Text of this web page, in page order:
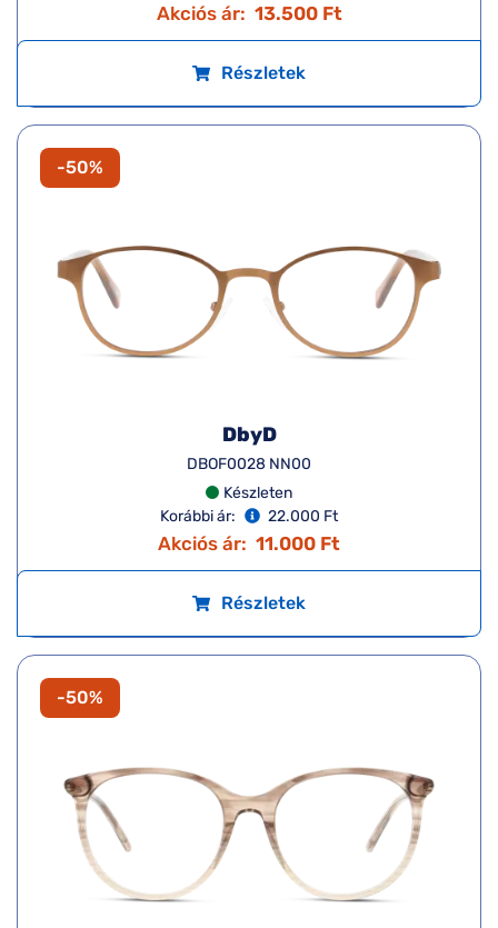
Akciós ár: 13.500 Ft
Részletek
-50%
DbyD
DBOF0028 NN00
Készleten
Korábbi ár:
22.000 Ft
Akciós ár: 11.000 Ft
Részletek
-50%